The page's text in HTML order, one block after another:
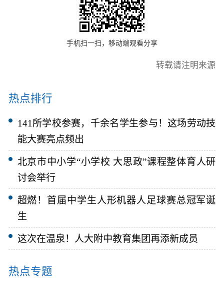
手机扫一扫，移动端观看分享
转载请注明来源
热点排行
141所学校参赛，千余名学生参与！这场劳动技
能大赛亮点频出
北京市中小学“小学校 大思政”课程整体育人研
讨会举行
超燃！首届中学生人形机器人足球赛总冠军诞
生
这次在温泉！人大附中教育集团再添新成员
热点专题